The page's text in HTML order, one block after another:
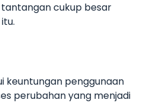
cukup besar
keuntungan penggunaan
perubahan yang menjadi